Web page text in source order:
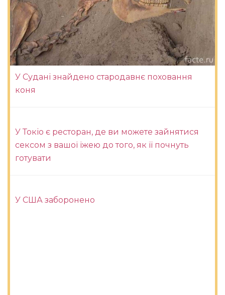
У Судані знайдено стародавнє поховання
коня
У Токіо є ресторан, де ви можете зайнятися
сексом з вашої їжею до того, як її почнуть
готувати
У США заборонено